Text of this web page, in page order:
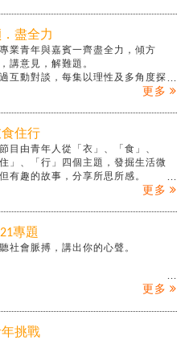
盡全力
業青年與嘉賓一齊盡全力，傾方
講意見，解難題。
互動對談，每集以理性及多角度探
不同民生議題，提出可行建議。包括
青年協會推出的「起步為香港」青
劃，年內凝聚逾20,000名青年，以
與「社區建設」、「經濟建設」和
區建設」為重點，期望協力為香港
創新景象。全新網上節目《傾．盡全
共五個專題範疇陸續推出。
更多
住行
目由青年人從「衣」、「食」、
住」、「行」四個主題，發掘生活微
有趣的故事，分享所思所感。
更多
專題
社會脈搏，講出你的心聲。
更多
挑戰